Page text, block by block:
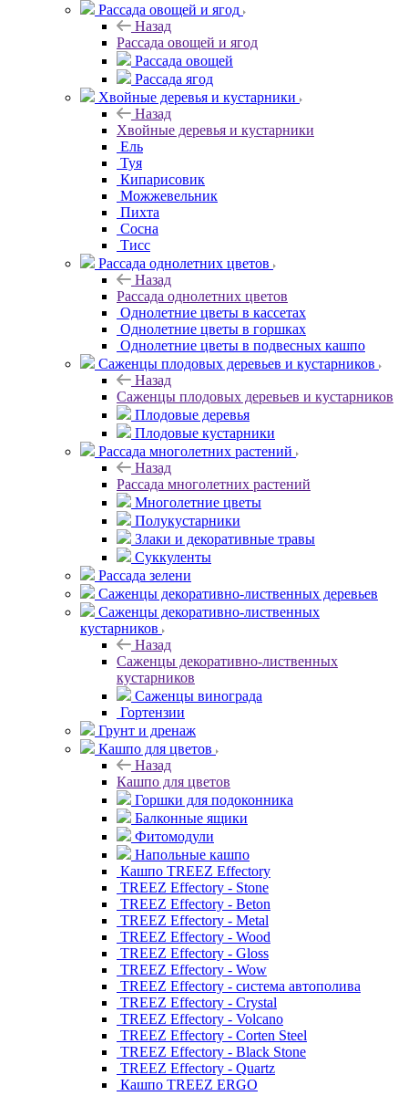
Рассада овощей и ягод
Назад
Рассада овощей и ягод
Рассада овощей
Рассада ягод
Хвойные деревья и кустарники
Назад
Хвойные деревья и кустарники
Ель
Туя
Кипарисовик
Можжевельник
Пихта
Сосна
Тисc
Рассада однолетних цветов
Назад
Рассада однолетних цветов
Однолетние цветы в кассетах
Однолетние цветы в горшках
Однолетние цветы в подвесных кашпо
Саженцы плодовых деревьев и кустарников
Назад
Саженцы плодовых деревьев и кустарников
Плодовые деревья
Плодовые кустарники
Рассада многолетних растений
Назад
Рассада многолетних растений
Многолетние цветы
Полукустарники
Злаки и декоративные травы
Суккуленты
Рассада зелени
Саженцы декоративно-лиственных деревьев
Саженцы декоративно-лиственных
кустарников
Назад
Саженцы декоративно-лиственных
кустарников
Саженцы винограда
Гортензии
Грунт и дренаж
Кашпо для цветов
Назад
Кашпо для цветов
Горшки для подоконника
Балконные ящики
Фитомодули
Напольные кашпо
Кашпо TREEZ Effectory
TREEZ Effectory - Stone
TREEZ Effectory - Beton
TREEZ Effectory - Metal
TREEZ Effectory - Wood
TREEZ Effectory - Gloss
TREEZ Effectory - Wow
TREEZ Effectory - система автополива
TREEZ Effectory - Crystal
TREEZ Effectory - Volcano
TREEZ Effectory - Corten Steel
TREEZ Effectory - Black Stone
TREEZ Effectory - Quartz
Кашпо TREEZ ERGO